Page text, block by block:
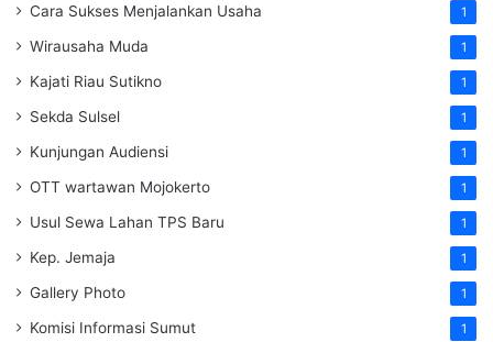
Cara Sukses Menjalankan Usaha 1
Wirausaha Muda 1
Kajati Riau Sutikno 1
Sekda Sulsel 1
Kunjungan Audiensi 1
OTT wartawan Mojokerto 1
Usul Sewa Lahan TPS Baru 1
Kep. Jemaja 1
Gallery Photo 1
Komisi Informasi Sumut 1